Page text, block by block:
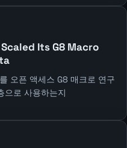
Scaled Its G8 Macro
오픈 액세스 G8 매크로 연구
으로 사용하는지